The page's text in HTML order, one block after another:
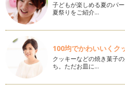
着物事始め
着物っていいですよね。季節感を
盛り込んだり、母や祖母から受け
こどもの日
５月５日は『端午の節句』五月人
て、菖蒲を飾り、柏餅やちまきを食
子どもが楽しめる夏のパ
夏祭りをご紹介…
100均でかわいいくク
クッキーなどの焼き菓子
ち。ただお皿に…